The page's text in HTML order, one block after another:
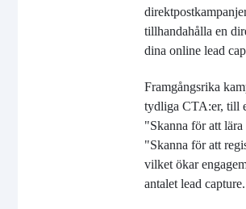
tillhandahålla en
dina online lead
Framgångsrika
tydliga CTA:er, till
"Skanna för att
"Skanna för att
vilket ökar
antalet lead capture.